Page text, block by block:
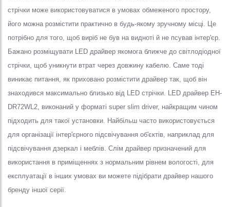
стрічки може використовуватися в умовах обмеженого простору,
його можна розмістити практично в будь-якому зручному місці. Це
потрібно для того, щоб виріб не був на видноті й не псував інтер'єр.
Бажано розміщувати LED драйвер якомога ближче до світлодіодної
стрічки, щоб уникнути втрат через довжину кабелю. Саме тоді
виникає питання, як приховано розмістити драйвер так, щоб він
знаходився максимально близько від LED стрічки. LED драйвер EH-
DR72WL2, виконаний у форматі super slim driver, найкращим чином
підходить для такої установки. Найбільш часто використовується
для організації інтер'єрного підсвічування об'єктів, наприклад для
підсвічування дзеркал і меблів. Слім драйвер призначений для
використання в приміщеннях з нормальним рівнем вологості, для
експлуатації в інших умовах ви можете підібрати драйвер нашого
бренду іншої серії.